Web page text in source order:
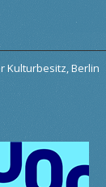
Kulturbesitz, Berlin